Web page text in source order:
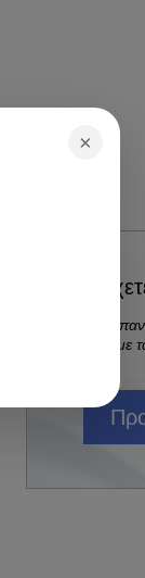
Λάβετε
σχετικά
×